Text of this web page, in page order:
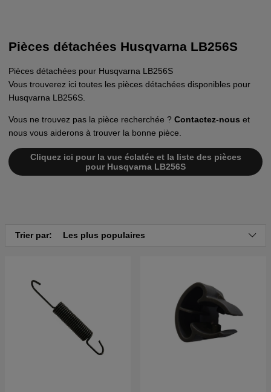
Pièces détachées Husqvarna LB256S
Pièces détachées pour Husqvarna LB256S
Vous trouverez ici toutes les pièces détachées disponibles pour
Husqvarna LB256S.
Vous ne trouvez pas la pièce recherchée ? Contactez-nous et
nous vous aiderons à trouver la bonne pièce.
Cliquez ici pour la vue éclatée et la liste des pièces
pour Husqvarna LB256S
Trier par: Les plus populaires